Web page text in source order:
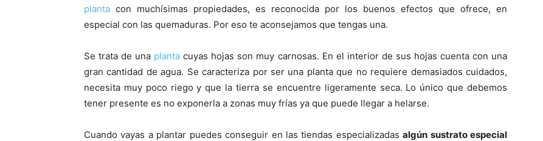
planta con muchísimas propiedades, es reconocida por los buenos efectos que ofrece, en
especial con las quemaduras. Por eso te aconsejamos que tengas una.
Se trata de una planta cuyas hojas son muy carnosas. En el interior de sus hojas cuenta con una
gran cantidad de agua. Se caracteriza por ser una planta que no requiere demasiados cuidados,
necesita muy poco riego y que la tierra se encuentre ligeramente seca. Lo único que debemos
tener presente es no exponerla a zonas muy frías ya que puede llegar a helarse.
Cuando vayas a plantar puedes conseguir en las tiendas especializadasalgún sustrato especial